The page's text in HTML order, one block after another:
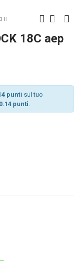
18C aep
punti sul tuo
0.14 punti